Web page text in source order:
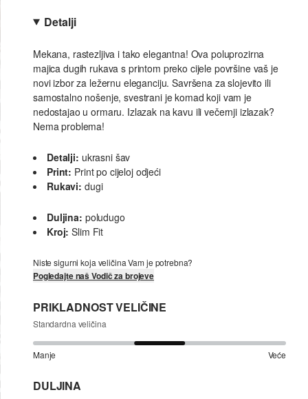
Detalji
Mekana, rastezljiva i tako elegantna! Ova poluprozirna
majica dugih rukava s printom preko cijele površine vaš je
novi izbor za ležernu eleganciju. Savršena za slojevito ili
samostalno nošenje, svestrani je komad koji vam je
nedostajao u ormaru. Izlazak na kavu ili večernji izlazak?
Nema problema!
Detalji: ukrasni šav
Print: Print po cijeloj odjeći
Rukavi: dugi
Duljina: poludugo
Kroj: Slim Fit
Niste sigurni koja veličina Vam je potrebna?
Pogledajte naš Vodič za brojeve
PRIKLADNOST VELIČINE
Standardna veličina
Manje Veće
DULJINA